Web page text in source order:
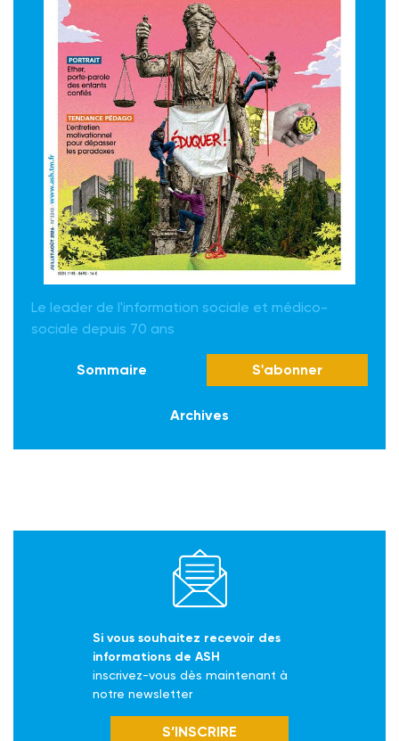
Le leader de l'information sociale et médico-
sociale depuis 70 ans
Sommaire S'abonner
Archives
Si vous souhaitez recevoir des
informations de ASH
inscrivez-vous dès maintenant à
notre newsletter
S’INSCRIRE